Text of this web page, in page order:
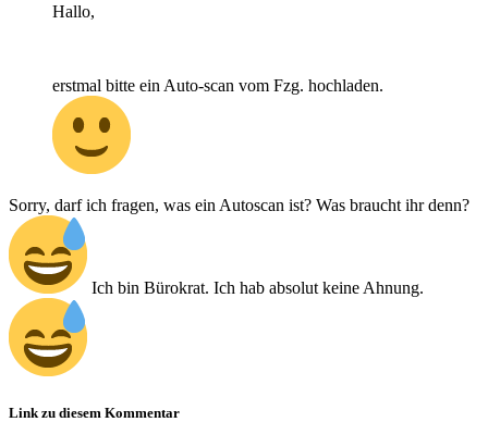
Hallo,
erstmal bitte ein Auto-scan vom Fzg. hochladen.
Sorry, darf ich fragen, was ein Autoscan ist? Was braucht ihr denn?
Ich bin Bürokrat. Ich hab absolut keine Ahnung.
Link zu diesem Kommentar